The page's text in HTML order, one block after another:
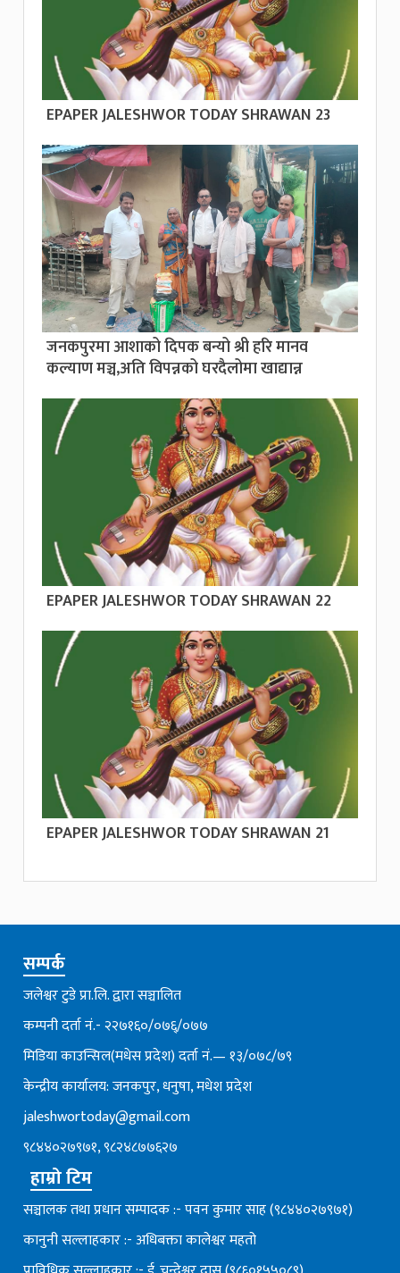
EPAPER JALESHWOR TODAY SHRAWAN 23
जनकपुरमा आशाको दिपक बन्यो श्री हरि मानव
कल्याण मञ्च,अति विपन्नको घरदैलोमा खाद्यान्न
EPAPER JALESHWOR TODAY SHRAWAN 22
EPAPER JALESHWOR TODAY SHRAWAN 21
सम्पर्क
जलेश्वर टुडे प्रा.लि. द्वारा सञ्चालित
कम्पनी दर्ता नं.- २२७१६०/०७६्/०७७
मिडिया काउन्सिल(मधेस प्रदेश) दर्ता नं.— १३/०७८/७९
केन्द्रीय कार्यालय: जनकपुर, धनुषा, मधेश प्रदेश
jaleshwortoday@gmail.com
९८४४०२७९७१, ९८२४८७७६२७
हाम्रो टिम
सञ्चालक तथा प्रधान सम्पादक :- पवन कुमार साह (९८४४०२७९७१)
कानुनी सल्लाहकार :- अधिबक्ता कालेश्वर महतो